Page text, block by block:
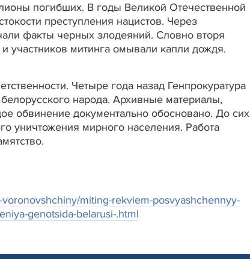
погибших. В годы Великой Отечественной
преступления нацистов. Через
факты черных злодеяний. Словно вторя
митинга омывали капли дождя.
Четыре года назад Генпрокуратура
народа. Архивные материалы,
обвинение документально обосновано. До сих
уничтожения мирного населения. Работа
miting-rekviem-posvyashchennyy-
genotsida-belarusi-.html